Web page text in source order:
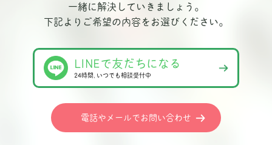
一緒に解決していきましょう。
下記よりご希望の内容をお選びください。
LINEで友だちになる
24時間､いつでも相談受付中
電話やメールでお問い合わせ